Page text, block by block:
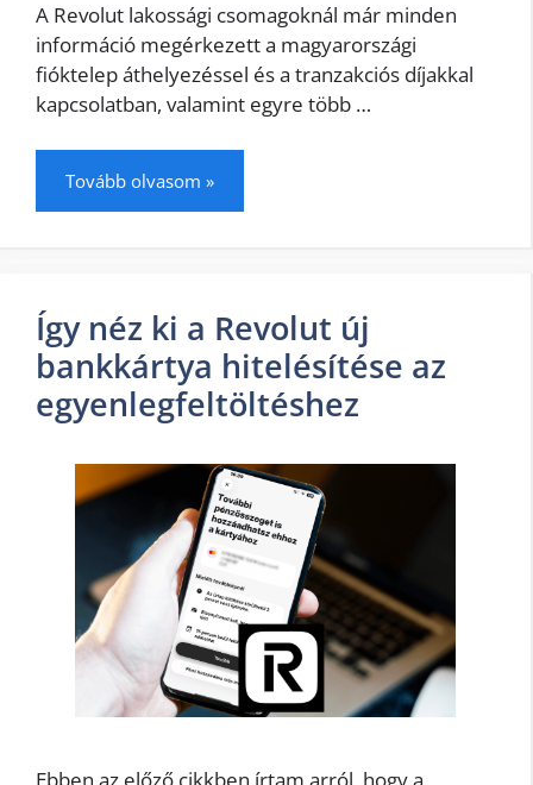
A Revolut lakossági csomagoknál már minden
információ megérkezett a magyarországi
fióktelep áthelyezéssel és a tranzakciós díjakkal
kapcsolatban, valamint egyre több …
Tovább olvasom »
Így néz ki a Revolut új
bankkártya hitelésítése az
egyenlegfeltöltéshez